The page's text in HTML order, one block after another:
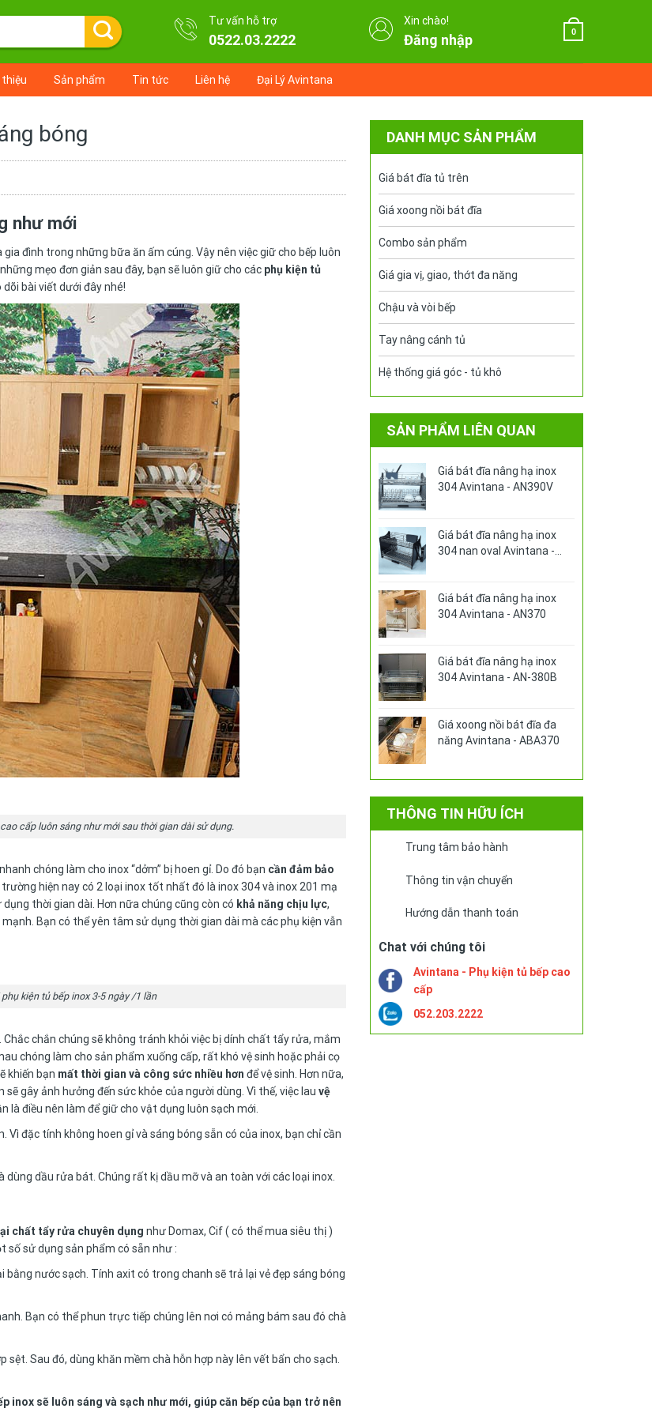
Tư vấn hỗ trợ
0522.03.2222
Xin chào!
Đăng nhập
0
thiệu Sản phẩm Tin tức Liên hệ Đại Lý Avintana
bóng
như mới
đình trong những bữa ăn ấm cúng. Vậy nên việc giữ cho bếp luôn
mẹo đơn giản sau đây, bạn sẽ luôn giữ cho các phụ kiện tủ
dõi bài viết dưới đây nhé!
cấp luôn sáng như mới sau thời gian dài sử dụng.
chóng làm cho inox “dởm” bị hoen gỉ. Do đó bạn cần đảm bảo
trường hiện nay có 2 loại inox tốt nhất đó là inox 304 và inox 201 mạ
dụng thời gian dài. Hơn nữa chúng cũng còn có khả năng chịu lực,
Bạn có thể yên tâm sử dụng thời gian dài mà các phụ kiện vẫn
kiện tủ bếp inox 3-5 ngày /1 lần
chắn chúng sẽ không tránh khỏi việc bị dính chất tẩy rửa, mắm
chóng làm cho sản phẩm xuống cấp, rất khó vệ sinh hoặc phải cọ
khiến bạn mất thời gian và công sức nhiều hơn để vệ sinh. Hơn nữa,
gây ảnh hưởng đến sức khỏe của người dùng. Vì thế, việc lau vệ
điều nên làm để giữ cho vật dụng luôn sạch mới.
đặc tính không hoen gỉ và sáng bóng sẵn có của inox, bạn chỉ cần
dầu rửa bát. Chúng rất kị dầu mỡ và an toàn với các loại inox.
chất tẩy rửa chuyên dụng như Domax, Cif ( có thể mua siêu thị )
số sử dụng sản phẩm có sẵn như :
nước sạch. Tính axit có trong chanh sẽ trả lại vẻ đẹp sáng bóng
Bạn có thể phun trực tiếp chúng lên nơi có mảng bám sau đó chà
Sau đó, dùng khăn mềm chà hỗn hợp này lên vết bẩn cho sạch.
inox sẽ luôn sáng và sạch như mới, giúp căn bếp của bạn trở nên
DANH MỤC SẢN PHẨM
Giá bát đĩa tủ trên
Giá xoong nồi bát đĩa
Combo sản phẩm
Giá gia vị, giao, thớt đa năng
Chậu và vòi bếp
Tay nâng cánh tủ
Hệ thống giá góc - tủ khô
SẢN PHẨM LIÊN QUAN
Giá bát đĩa nâng hạ inox
304 Avintana - AN390V
Giá bát đĩa nâng hạ inox
304 nan oval Avintana -
Giá bát đĩa nâng hạ inox
304 Avintana - AN370
Giá bát đĩa nâng hạ inox
304 Avintana - AN-380B
Giá xoong nồi bát đĩa đa
năng Avintana - ABA370
THÔNG TIN HỮU ÍCH
Trung tâm bảo hành
Thông tin vận chuyển
Hướng dẫn thanh toán
Chat với chúng tôi
Avintana - Phụ kiện tủ bếp cao
cấp
052.203.2222